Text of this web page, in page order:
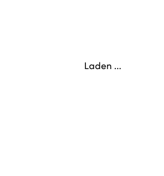
Laden ...